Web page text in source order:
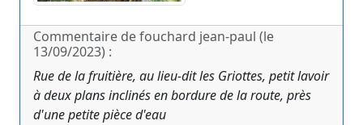
Commentaire de fouchard jean-paul (le
13/09/2023) :
Rue de la fruitière, au lieu-dit les Griottes, petit lavoir
à deux plans inclinés en bordure de la route, près
d'une petite pièce d'eau